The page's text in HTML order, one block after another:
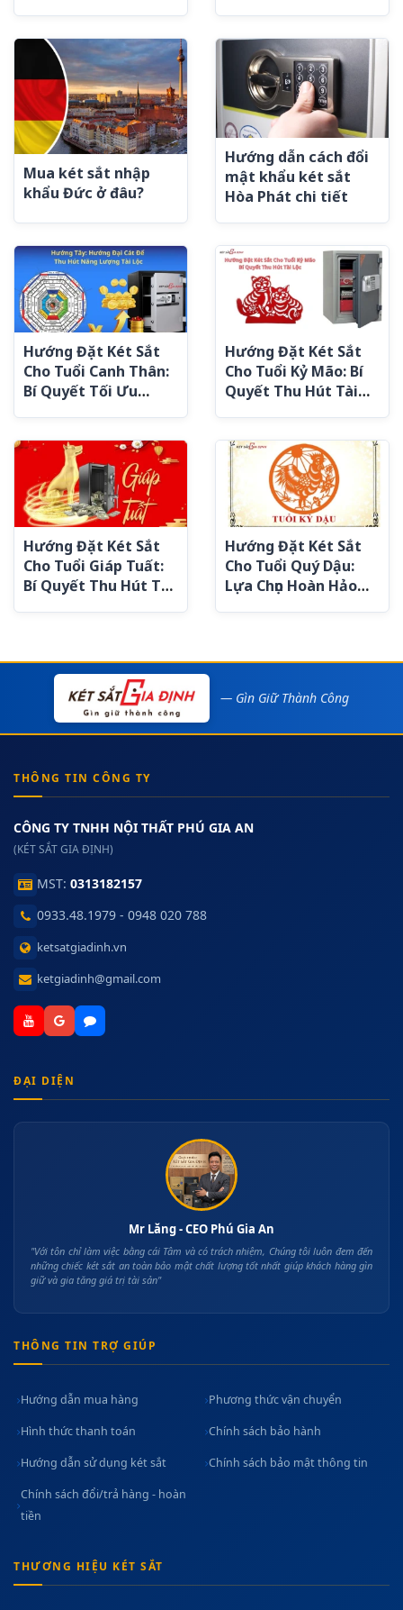
Mua két sắt nhập
khẩu Đức ở đâu?
Hướng dẫn cách đổi
mật khẩu két sắt
Hòa Phát chi tiết
Hướng Đặt Két Sắt
Cho Tuổi Canh Thân:
Bí Quyết Tối Ưu
Hướng Đặt Két Sắt
Cho Tuổi Kỷ Mão: Bí
Quyết Thu Hút Tài
Hướng Đặt Két Sắt
Cho Tuổi Giáp Tuất:
Bí Quyết Thu Hút Tài
Hướng Đặt Két Sắt
Cho Tuổi Quý Dậu:
Lựa Chọn Hoàn Hảo
— Gìn Giữ Thành Công
THÔNG TIN CÔNG TY
CÔNG TY TNHH NỘI THẤT PHÚ GIA AN
(KÉT SẮT GIA ĐỊNH)
MST: 0313182157
0933.48.1979 - 0948 020 788
ketsatgiadinh.vn
ketgiadinh@gmail.com
ĐẠI DIỆN
Mr Lăng - CEO Phú Gia An
"Với tôn chỉ làm việc bằng cái Tâm và có trách nhiệm, Chúng tôi luôn đem đến
những chiếc két sắt an toàn bảo mật chất lượng tốt nhất giúp khách hàng gìn
giữ và gia tăng giá trị tài sản"
THÔNG TIN TRỢ GIÚP
Hướng dẫn mua hàng Phương thức vận chuyển
Hình thức thanh toán Chính sách bảo hành
Hướng dẫn sử dụng két sắt Chính sách bảo mật thông tin
Chính sách đổi/trả hàng - hoàn
tiền
THƯƠNG HIỆU KÉT SẮT